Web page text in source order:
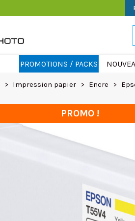
PROMOTIONS / PACKS
> Impression papier > Encre >
PROMO !